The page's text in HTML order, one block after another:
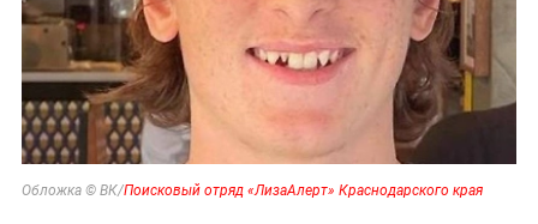
Обложка © ВК/Поисковый отряд «ЛизаАлерт» Краснодарского края